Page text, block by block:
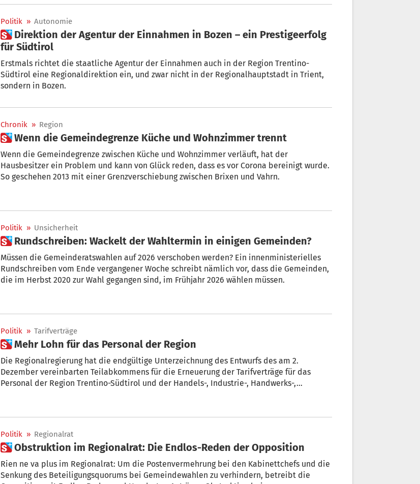
Politik » Autonomie
 Direktion der Agentur der Einnahmen in Bozen – ein Prestigeerfolg
für Südtirol
Erstmals richtet die staatliche Agentur der Einnahmen auch in der Region Trentino-
Südtirol eine Regionaldirektion ein, und zwar nicht in der Regionalhauptstadt in Trient,
sondern in Bozen.
Chronik » Region
 Wenn die Gemeindegrenze Küche und Wohnzimmer trennt
Wenn die Gemeindegrenze zwischen Küche und Wohnzimmer verläuft, hat der
Hausbesitzer ein Problem und kann von Glück reden, dass es vor Corona bereinigt wurde.
So geschehen 2013 mit einer Grenzverschiebung zwischen Brixen und Vahrn.
Politik » Unsicherheit
 Rundschreiben: Wackelt der Wahltermin in einigen Gemeinden?
Müssen die Gemeinderatswahlen auf 2026 verschoben werden? Ein innenministerielles
Rundschreiben vom Ende vergangener Woche schreibt nämlich vor, dass die Gemeinden,
die im Herbst 2020 zur Wahl gegangen sind, im Frühjahr 2026 wählen müssen.
Politik » Tarifverträge
 Mehr Lohn für das Personal der Region
Die Regionalregierung hat die endgültige Unterzeichnung des Entwurfs des am 2.
Dezember vereinbarten Teilabkommens für die Erneuerung der Tarifverträge für das
Personal der Region Trentino-Südtirol und der Handels-, Industrie-, Handwerks-,
Politik » Regionalrat
 Obstruktion im Regionalrat: Die Endlos-Reden der Opposition
Rien ne va plus im Regionalrat: Um die Postenvermehrung bei den Kabinettchefs und die
Senkung des Beteiligungsquorums bei Gemeindewahlen zu verhindern, betreibt die